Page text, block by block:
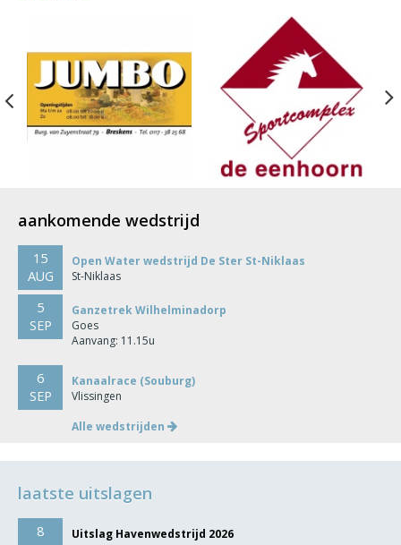
Previous
aankomende wedstrijd
15
AUG
Open Water wedstrijd De Ster St-Niklaas
St-Niklaas
5
SEP
Ganzetrek Wilhelminadorp
Goes
Aanvang: 11.15u
6
SEP
Kanaalrace (Souburg)
Vlissingen
Alle wedstrijden
laatste uitslagen
8
Uitslag Havenwedstrijd 2026